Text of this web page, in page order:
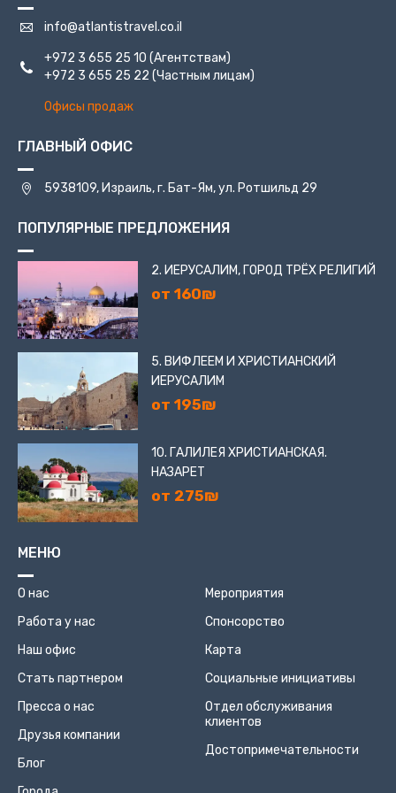
двумя своими иконами – Николая Чудотворца и
Благовещения.
Дипломатические традиции также неизменны.
Консульство Российской Федерации по-прежнему
info@atlantistravel.co.il
+972 3 655 25 10 (Агентствам)
+972 3 655 25 22 (Частным лицам)
Офисы продаж
ГЛАВНЫЙ ОФИС
5938109, Израиль, г. Бат-Ям, ул. Ротшильд 29
ПОПУЛЯРНЫЕ ПРЕДЛОЖЕНИЯ
2. ИЕРУСАЛИМ, ГОРОД ТРЁХ РЕЛИГИЙ
от 160₪
5. ВИФЛЕЕМ И ХРИСТИАНСКИЙ
ИЕРУСАЛИМ
от 195₪
10. ГАЛИЛЕЯ ХРИСТИАНСКАЯ.
НАЗАРЕТ
от 275₪
МЕНЮ
О нас
Работа у нас
Наш офис
Стать партнером
Пресса о нас
Друзья компании
Блог
Мероприятия
Спонсорство
Карта
Социальные инициативы
Отдел обслуживания
клиентов
Достопримечательности